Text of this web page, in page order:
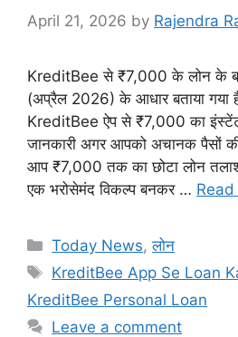
April 21, 2026 by Rajendra
KreditBee से ₹7,000 के लोन के
(अप्रैल 2026) के आधार बताया गया
KreditBee ऐप से ₹7,000 का
जानकारी ​अगर आपको अचानक पैसों
आप ₹7,000 तक का छोटा लोन
एक भरोसेमंद विकल्प बनकर …
Categories
Today News,लोन
Tags
KreditBee App Se Loan
KreditBee Personal Loan
Leave a comment